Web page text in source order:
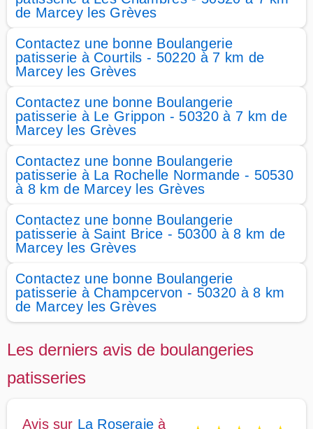
de Marcey les Grèves
Contactez une bonne Boulangerie
patisserie à Courtils - 50220 à 7 km de
Marcey les Grèves
Contactez une bonne Boulangerie
patisserie à Le Grippon - 50320 à 7 km de
Marcey les Grèves
Contactez une bonne Boulangerie
patisserie à La Rochelle Normande - 50530
à 8 km de Marcey les Grèves
Contactez une bonne Boulangerie
patisserie à Saint Brice - 50300 à 8 km de
Marcey les Grèves
Contactez une bonne Boulangerie
patisserie à Champcervon - 50320 à 8 km
de Marcey les Grèves
Les derniers avis de boulangeries
patisseries
Avis sur La Roseraie à